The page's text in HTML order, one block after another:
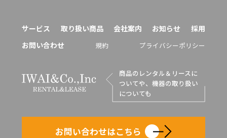
サービス 取り扱い商品 会社案内 お知らせ
採用
お問い合わせ
規約 プライバシーポリシー
商品のレンタル＆リースに
ついてや、機器の取り扱い
についても
お問い合わせはこちら